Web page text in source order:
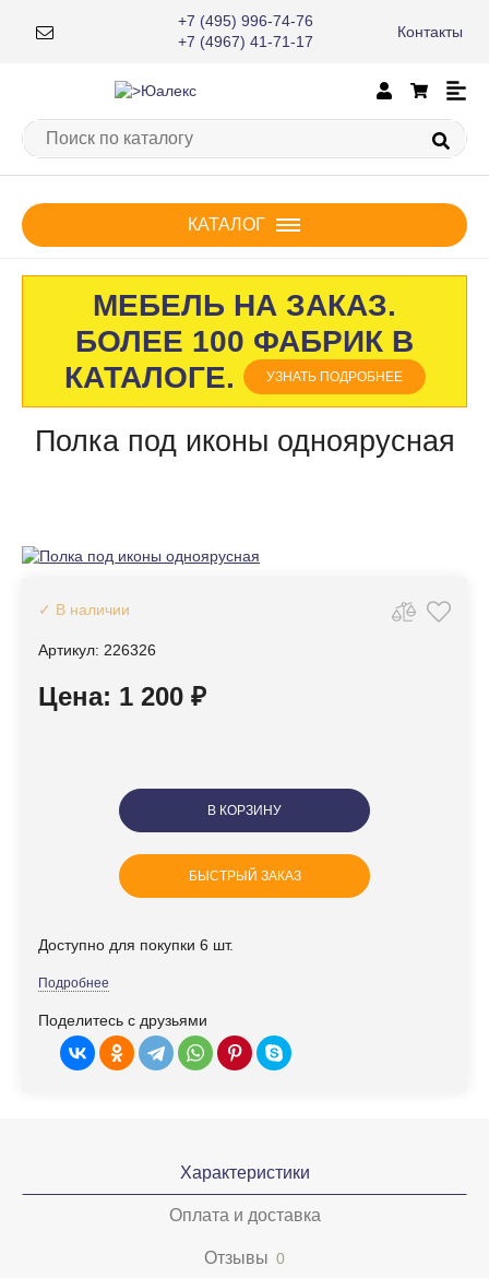
+7 (495) 996-74-76
+7 (4967) 41-71-17
Контакты
×
КАТАЛОГ
МЕБЕЛЬ НА ЗАКАЗ.
БОЛЕЕ 100 ФАБРИК В
КАТАЛОГЕ.
УЗНАТЬ ПОДРОБНЕЕ
Полка под иконы одноярусная
✓ В наличии
Артикул: 226326
Цена: 1 200 ₽
В КОРЗИНУ
БЫСТРЫЙ ЗАКАЗ
Доступно для покупки 6 шт.
Подробнее
Поделитесь с друзьями
Характеристики
Оплата и доставка
Отзывы 0